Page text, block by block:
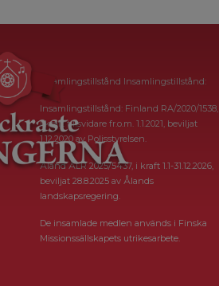
Insamlingstillstånd Insamlingstillstånd:
Insamlingstillstånd: Finland RA/2020/1538,
i kraft tillsvidare fr.o.m. 1.1.2021, beviljat
1.12.2020 av Polisstyrelsen.
Åland ÅLR 2025/5437, i kraft 1.1-31.12.2026,
beviljat 28.8.2025 av Ålands
landskapsregering.
De insamlade medlen används i Finska
Missionssällskapets utrikesarbete.